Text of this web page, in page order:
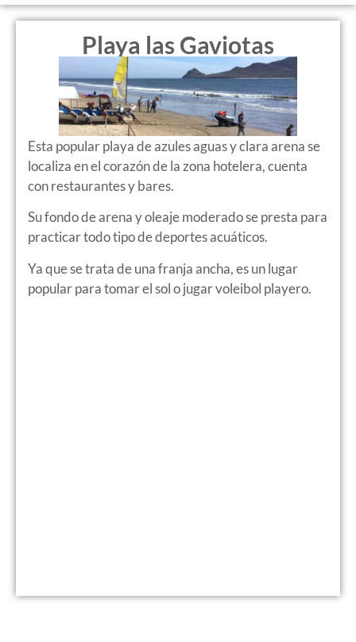
Playa las Gaviotas
Esta popular playa de azules aguas y clara arena se
localiza en el corazón de la zona hotelera, cuenta
con restaurantes y bares.
Su fondo de arena y oleaje moderado se presta para
practicar todo tipo de deportes acuáticos.
Ya que se trata de una franja ancha, es un lugar
popular para tomar el sol o jugar voleibol playero.